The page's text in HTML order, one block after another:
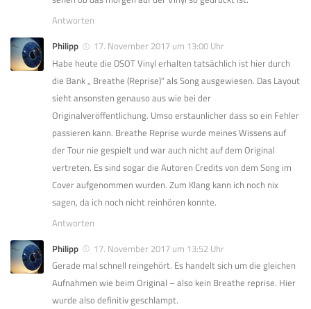
Antworten
Philipp
17. November 2017 um 13:00 Uhr
Habe heute die DSOT Vinyl erhalten tatsächlich ist hier durch
die Bank „ Breathe (Reprise)“ als Song ausgewiesen. Das Layout
sieht ansonsten genauso aus wie bei der
Originalveröffentlichung. Umso erstaunlicher dass so ein Fehler
passieren kann. Breathe Reprise wurde meines Wissens auf
der Tour nie gespielt und war auch nicht auf dem Original
vertreten. Es sind sogar die Autoren Credits von dem Song im
Cover aufgenommen wurden. Zum Klang kann ich noch nix
sagen, da ich noch nicht reinhören konnte.
Antworten
Philipp
17. November 2017 um 13:52 Uhr
Gerade mal schnell reingehört. Es handelt sich um die gleichen
Aufnahmen wie beim Original – also kein Breathe reprise. Hier
wurde also definitiv geschlampt.